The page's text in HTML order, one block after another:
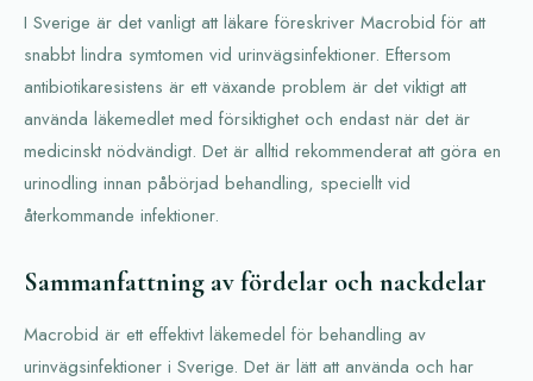
I Sverige är det vanligt att läkare föreskriver Macrobid för att
snabbt lindra symtomen vid urinvägsinfektioner. Eftersom
antibiotikaresistens är ett växande problem är det viktigt att
använda läkemedlet med försiktighet och endast när det är
medicinskt nödvändigt. Det är alltid rekommenderat att göra en
urinodling innan påbörjad behandling, speciellt vid
återkommande infektioner.
Sammanfattning av fördelar och nackdelar
Macrobid är ett effektivt läkemedel för behandling av
urinvägsinfektioner i Sverige. Det är lätt att använda och har